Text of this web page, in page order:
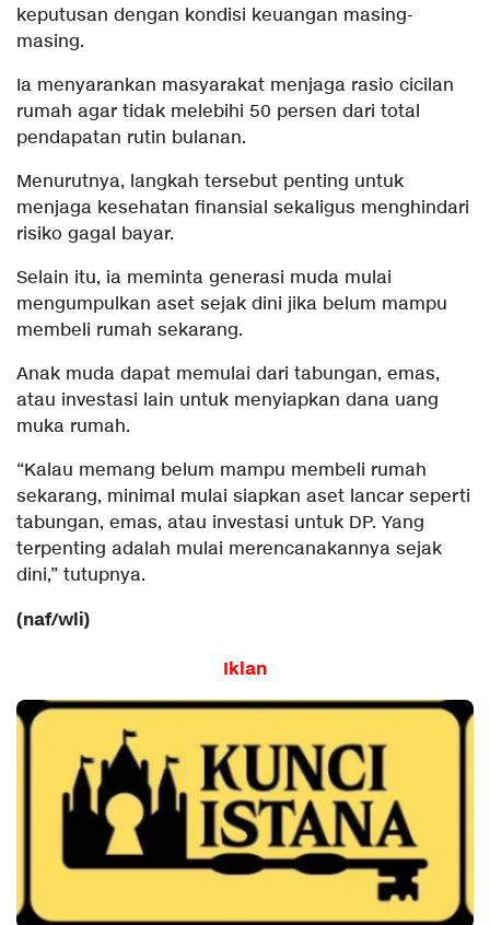
keputusan dengan kondisi keuangan masing-
masing.
Ia menyarankan masyarakat menjaga rasio cicilan
rumah agar tidak melebihi 50 persen dari total
pendapatan rutin bulanan.
Menurutnya, langkah tersebut penting untuk
menjaga kesehatan finansial sekaligus menghindari
risiko gagal bayar.
Selain itu, ia meminta generasi muda mulai
mengumpulkan aset sejak dini jika belum mampu
membeli rumah sekarang.
Anak muda dapat memulai dari tabungan, emas,
atau investasi lain untuk menyiapkan dana uang
muka rumah.
“Kalau memang belum mampu membeli rumah
sekarang, minimal mulai siapkan aset lancar seperti
tabungan, emas, atau investasi untuk DP. Yang
terpenting adalah mulai merencanakannya sejak
dini,” tutupnya.
(naf/wli)
Iklan